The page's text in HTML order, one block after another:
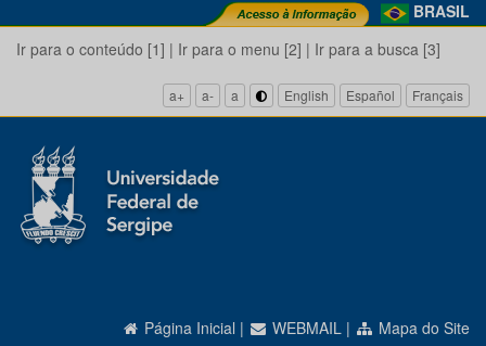
BRASIL
Ir para o conteúdo [1] | Ir para o menu [2] | Ir para a busca [3]
a+ a- a English Español Français
Página Inicial | WEBMAIL | Mapa do Site